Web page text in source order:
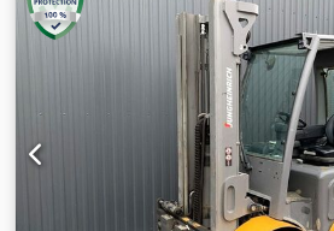
2 125 mm
, Equipamento:
preço mínimo – venda garantida ao
DETALHES TÉCNICOS Altura de
total: 2.125 mm Cjdpszrlv Esfx
mm DETALHES DA MÁQUINA Tipo
triplex com elevação livre Tensão da
Capacidade da bateria: 500 Ah Horas
17.268 h EQUIPAMENTO Deslizador
Carregador Referência externa: